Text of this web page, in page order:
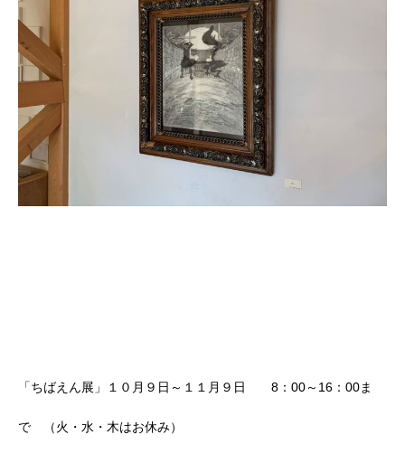
「ちばえん展」１０月９日～１１月９日 8：00～16：00ま
で （火・水・木はお休み）